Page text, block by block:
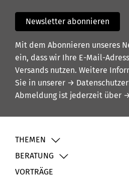
Newsletter abonnieren
Mit dem Abonnieren unseres
ein, dass wir Ihre E-Mail-
Versands nutzen. Weitere
Sie in unserer →
Abmeldung ist jederzeit über
THEMEN
BERATUNG
VORTRÄGE